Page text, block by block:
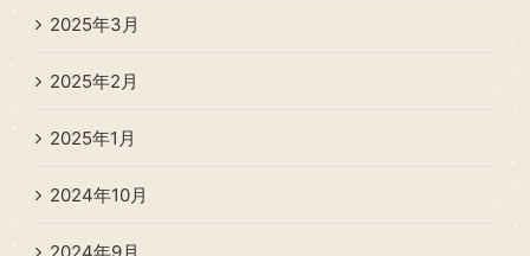
2025年3月
2025年2月
2025年1月
2024年10月